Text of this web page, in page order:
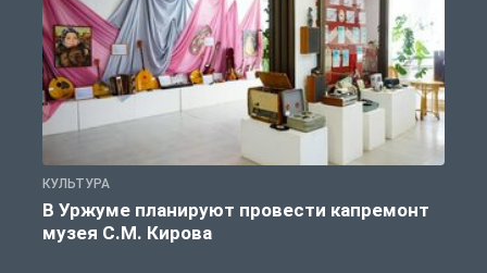
КУЛЬТУРА
В Уржуме планируют провести капремонт
музея С.М. Кирова